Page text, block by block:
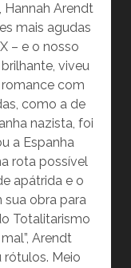
Hannah Arendt
mais agudas
– e o nosso
viveu
com
como a de
nazista, foi
a Espanha
rota possível
apátrida e o
sua obra para
Totalitarismo
Arendt
rótulos. Meio